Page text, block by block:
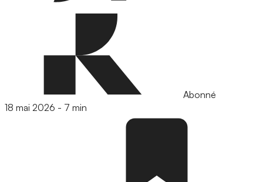
Abonné
18 mai 2026 - 7 min